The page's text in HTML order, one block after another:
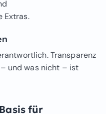
Extras.
Transparenz
und was nicht – ist
für